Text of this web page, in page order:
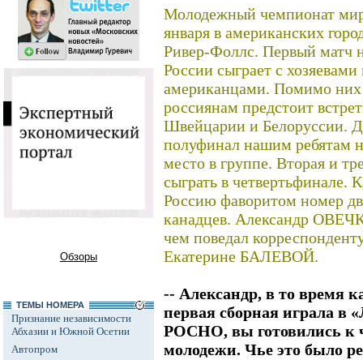
Обзоры
ТЕМЫ НОМЕРА
Признание независимости
Абхазии и Южной Осетии
Автопром
Молодежный чемпионат
января в американских
Ривер-Фоллс. Первый матч
России сыграет с
американцами. Помимо них
россиянам предстоит
Швейцарии и Белоруссии.
полуфинал нашим ребятам
место в группе. Вторая и
сыграть в четвертьфинале.
Россию фаворитом номер
канадцев. Александр
чем поведал
Екатерине БАЛЕВОЙ.
-- Александр, в то время
первая сборная играла в
РОСНО, вы готовились к
молодежи. Чье это было